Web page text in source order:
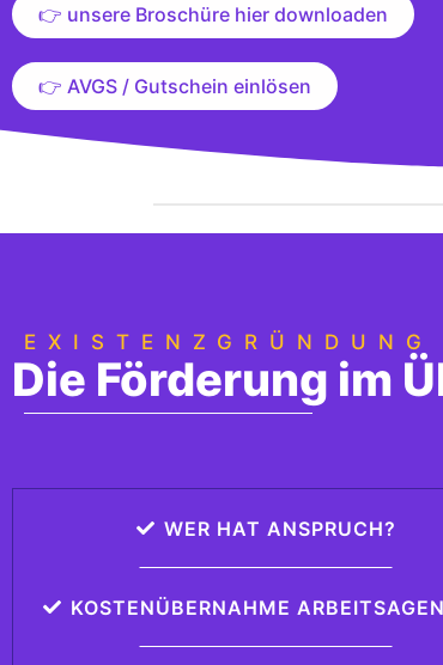
👉 unsere Broschüre hier downloaden
👉 AVGS / Gutschein einlösen
Die Förderung im
WER HAT ANSPRUCH?
KOSTENÜBERNAHME